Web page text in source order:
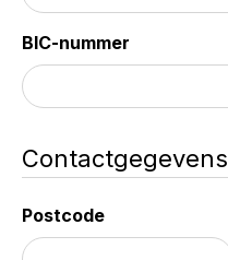
BIC-nummer
Contactgegevens
Postcode